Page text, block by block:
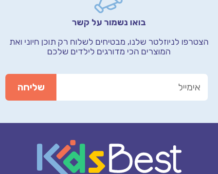
בואו נשמור על קשר
הצטרפו לניוזלטר שלנו, מבטיחים לשלוח רק תוכן חיוני ואת
המוצרים הכי מדורגים לילדים שלכם